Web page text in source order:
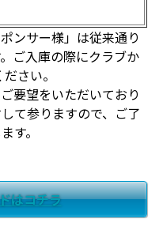
ンサー様」は従来通り
ご入庫の際にクラブか
さい。
要望をいただいており
て参りますので、ご了
す。
はコチラ